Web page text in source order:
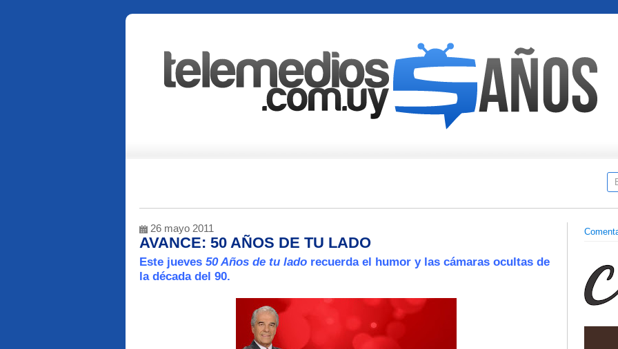
26 mayo 2011
AVANCE: 50 AÑOS DE TU LADO
Este jueves 50 Años de tu lado recuerda el humor y las cámaras ocultas de
la década del 90.